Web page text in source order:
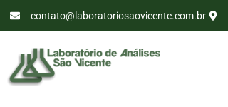
contato@laboratoriosaovicente.com.br